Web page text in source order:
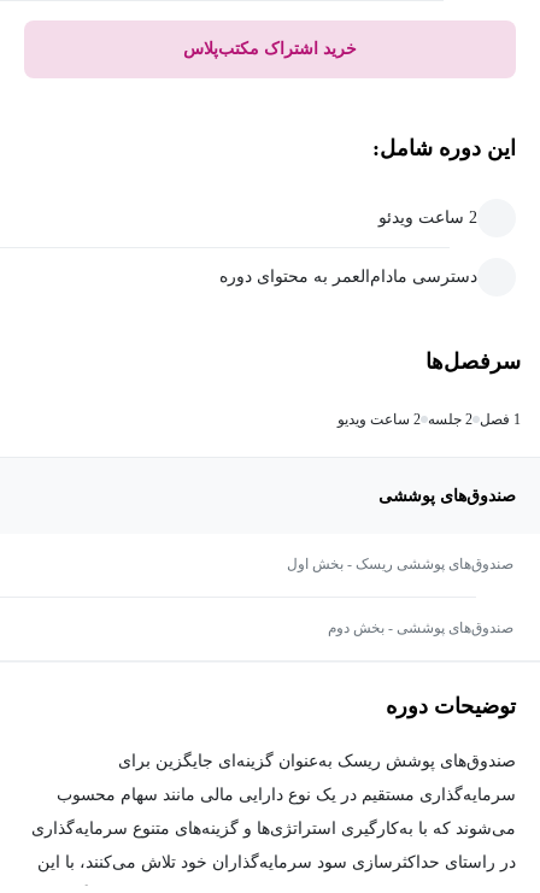
خرید اشتراک مکتب‌پلاس
این دوره شامل:
2 ساعت ویدئو
دسترسی مادام‌العمر به محتوای دوره
سرفصل‌ها
1 فصل 2 جلسه 2 ساعت ویدیو
صندوق‌های پوششی
صندوق‌های پوششی ریسک - بخش اول
صندوق‌های پوششی - بخش دوم
توضیحات دوره
صندوق‌های پوشش ریسک به‌عنوان گزینه‌ای جایگزین برای
سرمایه‌گذاری مستقیم در یک نوع دارایی مالی مانند سهام محسوب
می‌شوند که با به‌کارگیری استراتژی‌ها و گزینه‌های متنوع سرمایه‌گذاری
در راستای حداکثرسازی سود سرمایه‌گذاران خود تلاش می‌کنند، با این